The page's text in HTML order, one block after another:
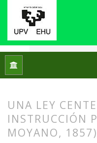
Inicio
UNA LEY
INSTRUCCIÓN
MOYANO, 1857)